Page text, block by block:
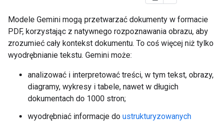
Modele Gemini mogą przetwarzać dokumenty w formacie
PDF, korzystając z natywnego rozpoznawania obrazu, aby
zrozumieć cały kontekst dokumentu. To coś więcej niż tylko
wyodrębnianie tekstu. Gemini może:
analizować i interpretować treści, w tym tekst, obrazy,
diagramy, wykresy i tabele, nawet w długich
dokumentach do 1000 stron;
wyodrębniać informacje do ustrukturyzowanych